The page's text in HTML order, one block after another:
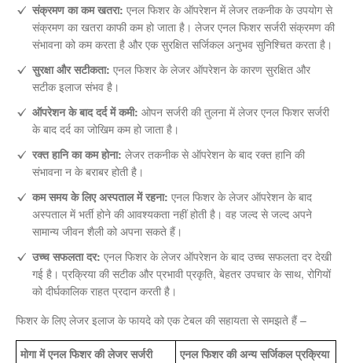
संक्रमण का कम खतरा: एनल फिशर के ऑपरेशन में लेजर तकनीक के उपयोग से
संक्रमण का खतरा काफी कम हो जाता है। लेजर एनल फिशर सर्जरी संक्रमण की
संभावना को कम करता है और एक सुरक्षित सर्जिकल अनुभव सुनिश्चित करता है।
सुरक्षा और सटीकता: एनल फिशर के लेजर ऑपरेशन के कारण सुरक्षित और
सटीक इलाज संभव है।
ऑपरेशन के बाद दर्द में कमी: ओपन सर्जरी की तुलना में लेजर एनल फिशर सर्जरी
के बाद दर्द का जोखिम कम हो जाता है।
रक्त हानि का कम होना: लेजर तकनीक से ऑपरेशन के बाद रक्त हानि की
संभावना न के बराबर होती है।
कम समय के लिए अस्पताल में रहना: एनल फिशर के लेजर ऑपरेशन के बाद
अस्पताल में भर्ती होने की आवश्यकता नहीं होती है। वह जल्द से जल्द अपने
सामान्य जीवन शैली को अपना सकते हैं।
उच्च सफलता दर: एनल फिशर के लेजर ऑपरेशन के बाद उच्च सफलता दर देखी
गई है। प्रक्रिया की सटीक और प्रभावी प्रकृति, बेहतर उपचार के साथ, रोगियों
को दीर्घकालिक राहत प्रदान करती है।
फिशर के लिए लेजर इलाज के फायदे को एक टेबल की सहायता से समझते हैं –
मोगा में एनल फिशर की लेजर सर्जरी
एनल फिशर की अन्य सर्जिकल प्रक्रिया